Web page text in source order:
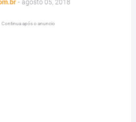
- agosto 05, 2018
Continua após o anuncio